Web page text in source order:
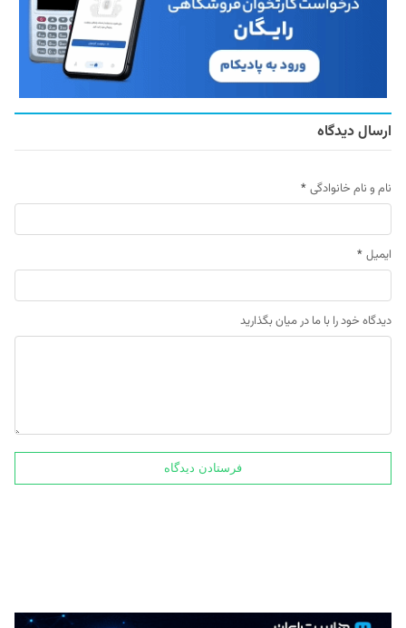
ارسال دیدگاه
نام و نام خانوادگی *
ایمیل *
دیدگاه خود را با ما در میان بگذارید